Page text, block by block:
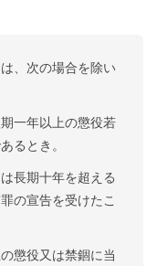
、次の場合を除い
一年以上の懲役若
るとき。
長期十年を超える
の宣告を受けたこ
懲役又は禁錮に当